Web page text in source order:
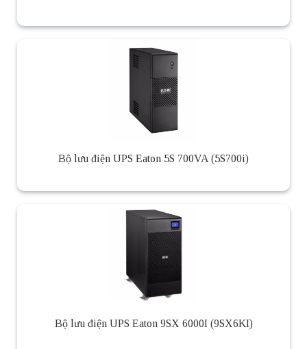
Bộ lưu điện UPS Eaton 5S 700VA (5S700i)
Bộ lưu điện UPS Eaton 9SX 6000I (9SX6KI)